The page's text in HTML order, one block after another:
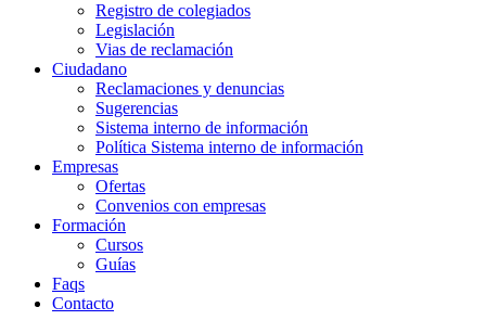
Registro de colegiados
Legislación
Vias de reclamación
Ciudadano
Reclamaciones y denuncias
Sugerencias
Sistema interno de información
Política Sistema interno de información
Empresas
Ofertas
Convenios con empresas
Formación
Cursos
Guías
Faqs
Contacto